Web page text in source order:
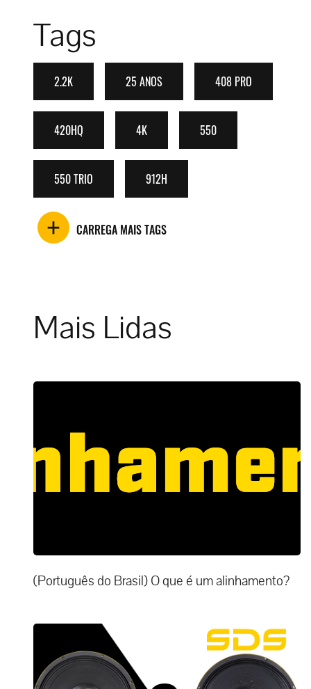
Tags
2.2K 25 ANOS 408 PRO
420HQ 4K 550
550 TRIO 912H
CARREGA MAIS TAGS
Mais Lidas
(Português do Brasil) O que é um alinhamento?